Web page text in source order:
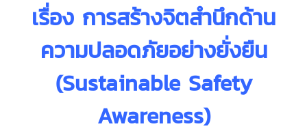
เรื่อง การสร้างจิตสำนึกด้าน
ความปลอดภัยอย่างยั่งยืน
(Sustainable Safety
Awareness)